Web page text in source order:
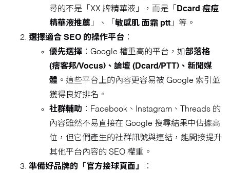
尋的不是「XX 牌精華液」，而是「 Dcard 痘痘
精華液推薦」、「 敏感肌 面霜 ptt」等。
選擇適合 SEO 的操作平台 ：
優先選擇 ：Google 權重高的平台，如部落格
(痞客邦/Vocus)、論壇 (Dcard/PTT)、新聞媒
體 。這些平台上的內容更容易被 Google 索引並
獲得良好排名。
社群輔助 ：Facebook、Instagram、Threads 的
內容雖然不易直接在 Google 搜尋結果中佔據高
位，但它們產生的社群訊號與連結，能間接提升
其他平台內容的 SEO 權重。
準備好品牌的「官方接球頁面」
：